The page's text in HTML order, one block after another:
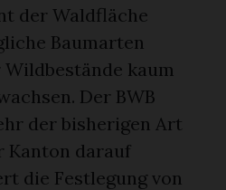
der Waldfläche
Baumarten
kaum
Der BWB
der bisherigen Art
Kanton darauf
die Festlegung von